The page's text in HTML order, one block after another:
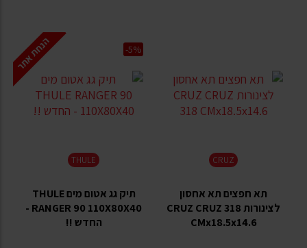
CRUZ
תא חפצים תא אחסון
לצינורות CRUZ CRUZ 318
CMx18.5x14.6
הנחת אתר
THULE
תיק גג אטום מים THULE
RANGER 90 110X80X40 -
החדש !!
-5%